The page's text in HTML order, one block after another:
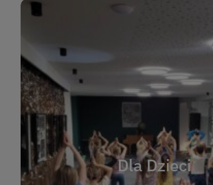
Dla Dzieci
opowiadań i lektur szkolnych, a
kącik do wspólnego czytania.
rozbudzać miłość do książek od
Zapraszamy do wspólnej zabawy i
świata literatury!
WIĘCEJ